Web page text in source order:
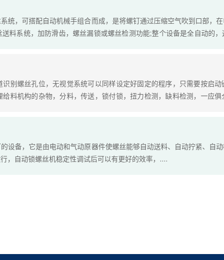
统，可搭配自动机械手组合而成，是将螺钉通过压缩空气吹到口部，
料系统，加防滑齿，螺丝漏锁或螺丝检测功能;整个设备是全自动的
别螺丝孔位，无视觉系统可以同样设定好固定的程序，只需要按启
料机构的杂物，分料，传送，锁付锁，扭力检测，缺料检测，一应
设备，它是由电动和气动原器件使螺丝能够自动送料、自动拧紧、自
，自动锁螺丝机稳定性调试后可以有更好的效率，....